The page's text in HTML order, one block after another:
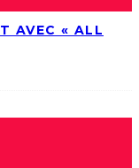
AVEC « ALL